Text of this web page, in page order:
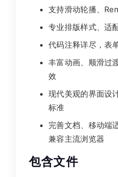
支持滑动轮播、
专业排版样式、适
代码注释详尽，表
丰富动画、顺滑过
效
现代美观的界面设
标准
完善文档、移动端
兼容主流浏览器
包含文件